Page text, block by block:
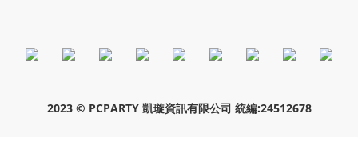
2023 © PCPARTY 凱璇資訊有限公司 統編:24512678